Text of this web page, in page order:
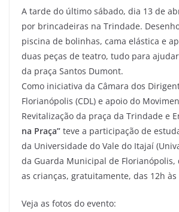
A tarde do último sábado, dia 13 de
por brincadeiras na Trindade.
piscina de bolinhas, cama elástica e
duas peças de teatro, tudo para
da praça Santos Dumont.
Como iniciativa da Câmara dos
Florianópolis (CDL) e apoio do
Revitalização da praça da Trindade e
na Praça” teve a participação de
da Universidade do Vale do Itajaí
da Guarda Municipal de
as crianças, gratuitamente, das 12h às
Veja as fotos do evento: